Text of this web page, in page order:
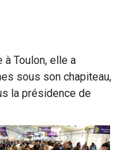
à Toulon, elle a
sous son chapiteau,
la présidence de